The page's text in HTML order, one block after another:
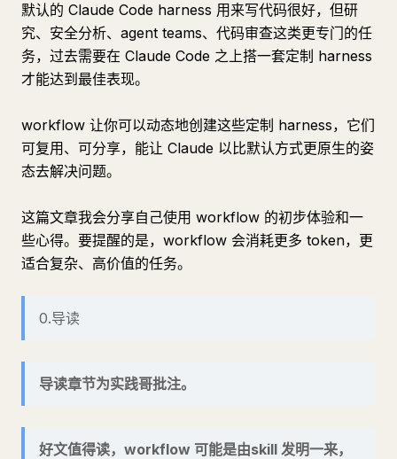
默认的 Claude Code harness 用来写代码很好，但研
究、安全分析、agent teams、代码审查这类更专门的任
务，过去需要在 Claude Code 之上搭一套定制 harness
才能达到最佳表现。
workflow 让你可以动态地创建这些定制 harness，它们
可复用、可分享，能让 Claude 以比默认方式更原生的姿
态去解决问题。
这篇文章我会分享自己使用 workflow 的初步体验和一
些心得。要提醒的是，workflow 会消耗更多 token，更
适合复杂、高价值的任务。
0.导读
导读章节为实践哥批注。
好文值得读，workflow 可能是由skill 发明一来，